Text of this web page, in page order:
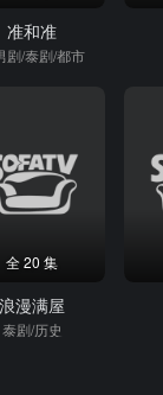
准和准
剧/泰剧/都市
全 20 集
浪漫满屋
泰剧/历史